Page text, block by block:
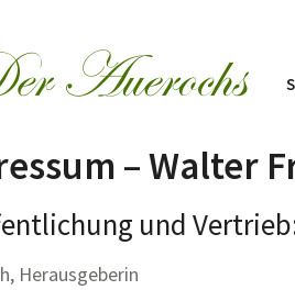
– Walter
und
Herausgeberin